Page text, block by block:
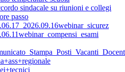
sindacale su riunioni e collegi
passo